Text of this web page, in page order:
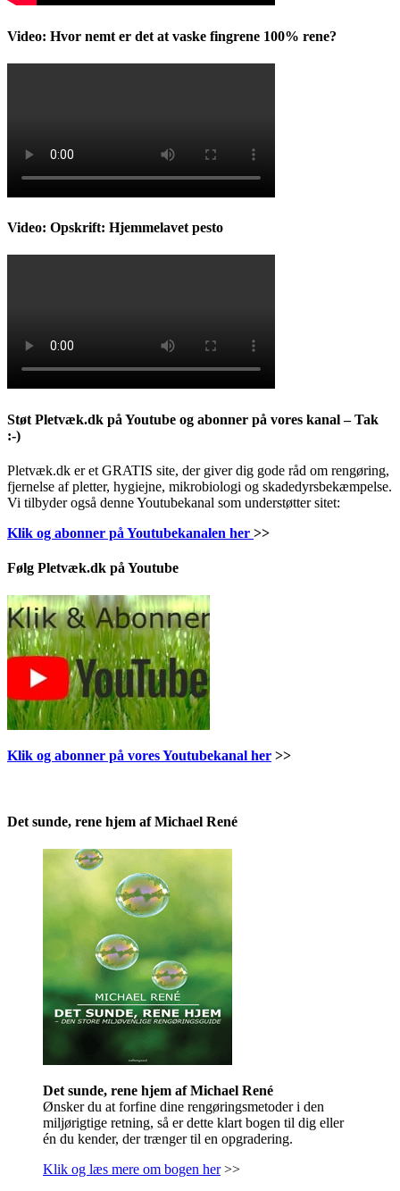
Video: Hvor nemt er det at vaske fingrene 100% rene?
Video: Opskrift: Hjemmelavet pesto
Støt Pletvæk.dk på Youtube og abonner på vores kanal – Tak
:-)
Pletvæk.dk er et GRATIS site, der giver dig gode råd om rengøring,
fjernelse af pletter, hygiejne, mikrobiologi og skadedyrsbekæmpelse.
Vi tilbyder også denne Youtubekanal som understøtter sitet:
Klik og abonner på Youtubekanalen her >>
Følg Pletvæk.dk på Youtube
Klik og abonner på vores Youtubekanal her >>
Det sunde, rene hjem af Michael René
Det sunde, rene hjem af Michael René
Ønsker du at forfine dine rengøringsmetoder i den
miljørigtige retning, så er dette klart bogen til dig eller
én du kender, der trænger til en opgradering.
Klik og læs mere om bogen her>>